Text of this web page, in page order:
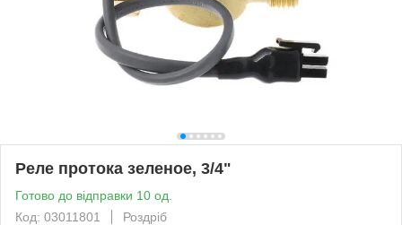
Реле протока зеленое, 3/4"
Готово до відправки 10 од.
Код: 03011801
Роздріб